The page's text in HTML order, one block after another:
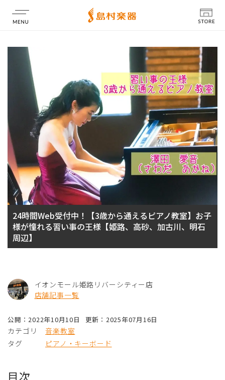
店舗情報
24時間Web受付中！【3歳から通えるピアノ教室】お子
様が憧れる習い事の王様【姫路、高砂、加古川、明石
周辺】
イオンモール姫路リバーシティー店
店舗記事一覧
公開：2022年10月10日 更新：2025年07月16日
カテゴリ
音楽教室
タグ
ピアノ・キーボード
目次